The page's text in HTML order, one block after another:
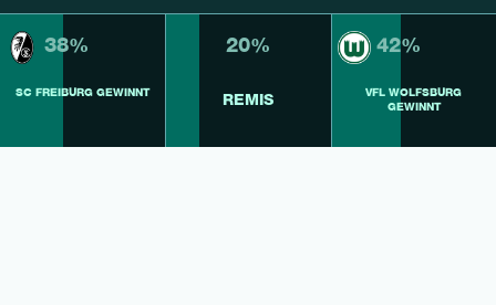
38%
SC FREIBURG GEWINNT
20%
REMIS
42%
VFL WOLFSBURG
GEWINNT